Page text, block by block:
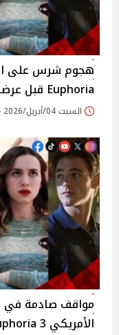
Euphoria قبل عرضه والسبب صادم
السبت 04/أبريل/2026 - 02:37 م
مواقف صادمة في
الأمريكي 3 Euphoria